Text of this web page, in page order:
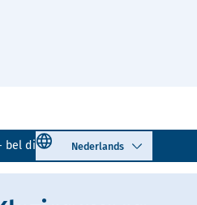
direct! 0591 - 726 065
Select language
woorden